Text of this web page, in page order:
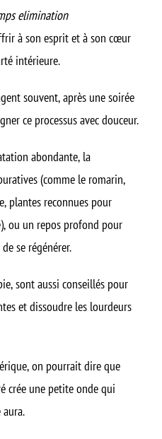
elimination
à son esprit et à son cœur
intérieure.
souvent, après une soirée
ce processus avec douceur.
abondante, la
(comme le romarin,
plantes reconnues pour
ou un repos profond pour
se régénérer.
sont aussi conseillés pour
et dissoudre les lourdeurs
on pourrait dire que
crée une petite onde qui